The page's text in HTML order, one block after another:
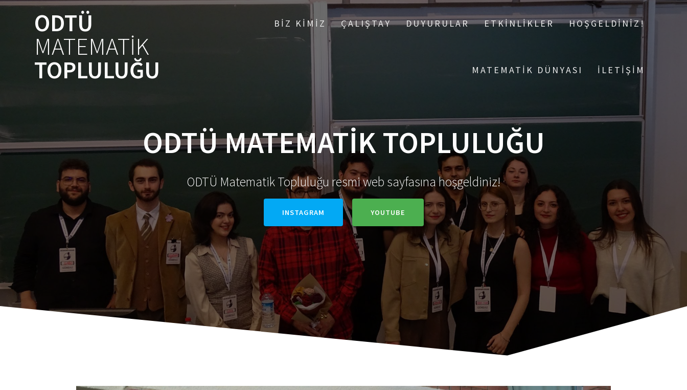
Skip
ODTÜ
MATEMATİK
TOPLULUĞU
BİZ KİMİZ ÇALIŞTAY DUYURULAR ETKİNLİKLER HOŞGELDİNİZ!
MATEMATİK DÜNYASI İLETİŞİM
ODTÜ MATEMATİK TOPLULUĞU
ODTÜ Matematik Topluluğu resmi web sayfasına hoşgeldiniz!
INSTAGRAM YOUTUBE